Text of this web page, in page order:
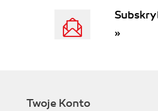
»
Twoje Konto